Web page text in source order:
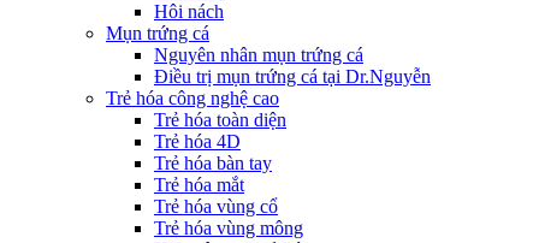
Hôi nách
Mụn trứng cá
Nguyên nhân mụn trứng cá
Điều trị mụn trứng cá tại Dr.Nguyễn
Trẻ hóa công nghệ cao
Trẻ hóa toàn diện
Trẻ hóa 4D
Trẻ hóa bàn tay
Trẻ hóa mắt
Trẻ hóa vùng cổ
Trẻ hóa vùng mông